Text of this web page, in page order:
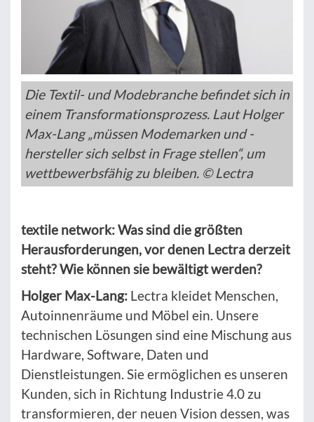
Die Textil- und Modebranche befindet sich in
einem Transformationsprozess. Laut Holger
Max-Lang „müssen Modemarken und -
hersteller sich selbst in Frage stellen“, um
wettbewerbsfähig zu bleiben. © Lectra
textile network: Was sind die größten
Herausforderungen, vor denen Lectra derzeit
steht? Wie können sie bewältigt werden?
Holger Max-Lang: Lectra kleidet Menschen,
Autoinnenräume und Möbel ein. Unsere
technischen Lösungen sind eine Mischung aus
Hardware, Software, Daten und
Dienstleistungen. Sie ermöglichen es unseren
Kunden, sich in Richtung Industrie 4.0 zu
transformieren, der neuen Vision dessen, was